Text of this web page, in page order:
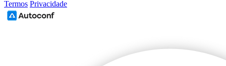
Termos Privacidade